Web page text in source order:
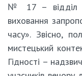
№ 17 – відділ
виховання
часу». Звісно,
мистецький
Гідності –